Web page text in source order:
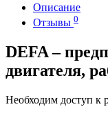
Описание
Отзывы 0
DEFA –
двигателя,
Необходим доступ к